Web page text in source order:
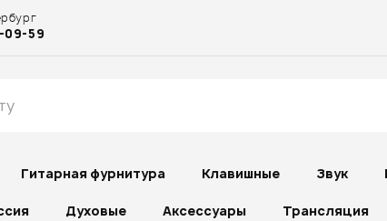
09-59
Гитарная фурнитура Клавишные Звук
Духовые Аксессуары Трансляция